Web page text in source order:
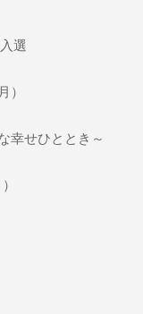
選
幸せひととき～